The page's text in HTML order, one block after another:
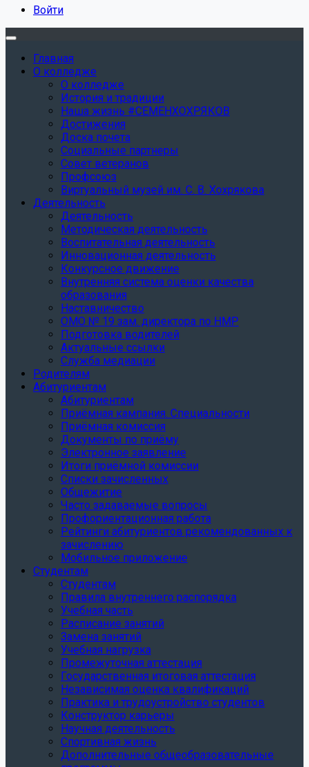
Войти
Главная
О колледже
О колледже
История и традиции
Наша жизнь #СЕМЕНХОХРЯКОВ
Достижения
Доска почета
Социальные партнеры
Совет ветеранов
Профсоюз
Виртуальный музей им. С. В. Хохрякова
Деятельность
Деятельность
Методическая деятельность
Воспитательная деятельность
Инновационная деятельность
Конкурсное движение
Внутренняя система оценки качества
образования
Наставничество
ОМО № 19 зам. директора по НМР
Подготовка водителей
Актуальные ссылки
Служба медиации
Родителям
Абитуриентам
Абитуриентам
Приёмная кампания. Специальности
Приёмная комиссия
Документы по приёму
Электронное заявление
Итоги приёмной комиссии
Списки зачисленных
Общежитие
Часто задаваемые вопросы
Профориентационная работа
Рейтинги абитуриентов рекомендованных к
зачислению
Мобильное приложение
Студентам
Студентам
Правила внутреннего распорядка
Учебная часть
Расписание занятий
Замена занятий
Учебная нагрузка
Промежуточная аттестация
Государственная итоговая аттестация
Независимая оценка квалификаций
Практика и трудоустройство студентов
Конструктор карьеры
Научная деятельность
Спортивная жизнь
Дополнительные общеобразовательные